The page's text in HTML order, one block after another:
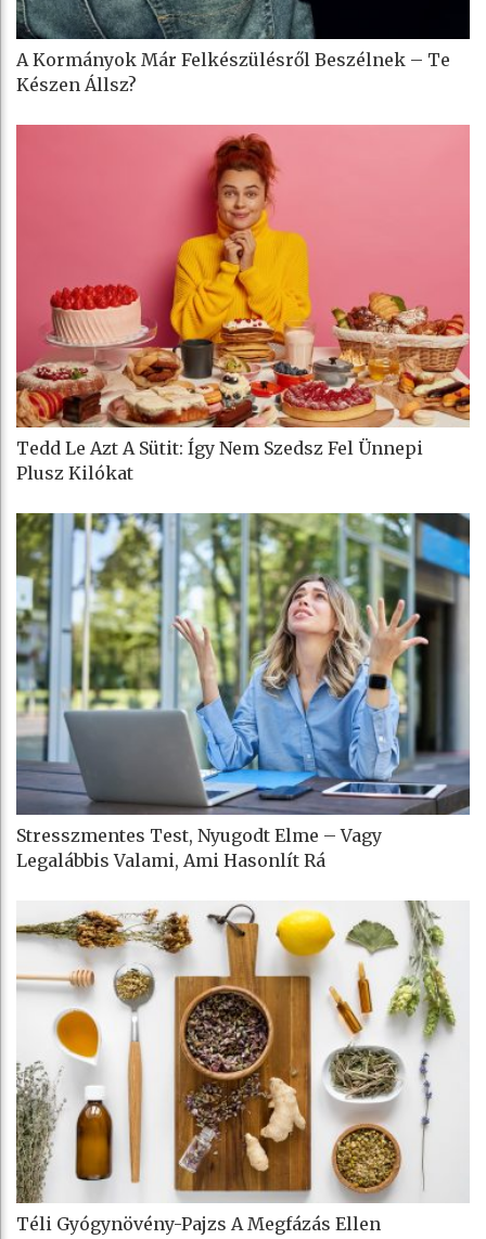
A Kormányok Már Felkészülésről Beszélnek – Te
Készen Állsz?
Tedd Le Azt A Sütit: Így Nem Szedsz Fel Ünnepi
Plusz Kilókat
Stresszmentes Test, Nyugodt Elme – Vagy
Legalábbis Valami, Ami Hasonlít Rá
Téli Gyógynövény-Pajzs A Megfázás Ellen